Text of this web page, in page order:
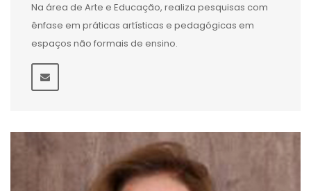
Na área de Arte e Educação, realiza pesquisas com
ênfase em práticas artísticas e pedagógicas em
espaços não formais de ensino.